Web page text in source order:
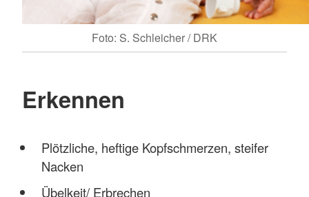
Foto: S. Schleicher / DRK
Erkennen
Plötzliche, heftige Kopfschmerzen, steifer
Nacken
Übelkeit/ Erbrechen